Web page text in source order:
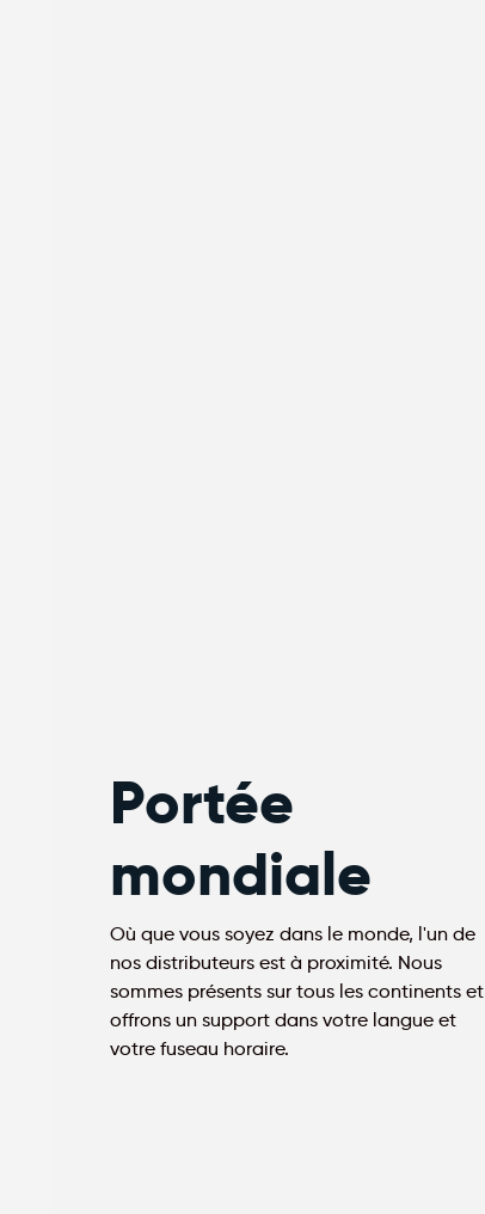
Portée
mondiale
Où que vous soyez dans le monde, l'un de
nos distributeurs est à proximité. Nous
sommes présents sur tous les continents et
offrons un support dans votre langue et
votre fuseau horaire.